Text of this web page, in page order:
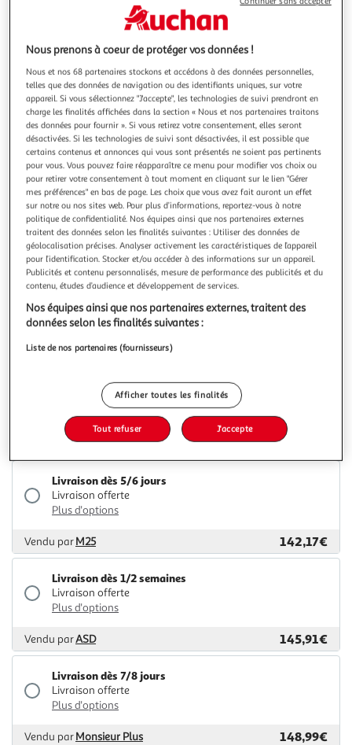
précédente
GOOGLE
Passerelle multimédia tv streamer 4k
La durée de garantie est de 2 ans. Caractéristiques
générales Type Passerelle Multimédia Interface USB
Modèle Chromecast Processeur non communiqué
Utilisation A brancher sur la TV RAM 4.0 Matériau Non
communiqué Qualité d'image Dolby Vision Wi-Fi Oui
Alimentation U
En savoir +
Vendu parBoulanger
Livr. ou retrait dès 3/4 jours
Livraison et retrait offerts
Plus d'options
Vendu parBoulanger 118,10€
Livraison dès 6/7 jours
4,99€
Plus d'options
Vendu par Multishop
Livraison dès 6/7 jours
Plus d'options
Vendu par2KINGS 132,49€
Livraison dès 5/6 jours
Livraison offerte
Plus d'options
Vendu parM25 142,17€
Livraison dès 1/2 semaines
Livraison offerte
Plus d'options
Vendu parASD 145,91€
Livraison dès 7/8 jours
Livraison offerte
Plus d'options
Vendu parMonsieur Plus 148,99€
Nous prenons à coeur de protéger vos données !
Nous et nos 68 partenaires stockons et accédons à des données personnelles,
telles que des données de navigation ou des identifiants uniques, sur votre
appareil. Si vous sélectionnez "J'accepte", les technologies de suivi prendront en
charge les finalités affichées dans la section « Nous et nos partenaires traitons
des données pour fournir ». Si vous retirez votre consentement, elles seront
désactivées. Si les technologies de suivi sont désactivées, il est possible que
certains contenus et annonces qui vous sont présentés ne soient pas pertinents
pour vous. Vous pouvez faire réapparaître ce menu pour modifier vos choix ou
pour retirer votre consentement à tout moment en cliquant sur le lien "Gérer
mes préférences" en bas de page. Les choix que vous avez fait auront un effet
sur notre ou nos sites web. Pour plus d’informations, reportez-vous à notre
politique de confidentialité. Nos équipes ainsi que nos partenaires externes
traitent des données selon les finalités suivantes : Utiliser des données de
géolocalisation précises. Analyser activement les caractéristiques de l’appareil
pour l’identification. Stocker et/ou accéder à des informations sur un appareil.
Publicités et contenu personnalisés, mesure de performance des publicités et du
contenu, études d’audience et développement de services.
Nos équipes ainsi que nos partenaires externes, traitent des
données selon les finalités suivantes :
Liste de nos partenaires (fournisseurs)
Afficher toutes les finalités
Tout refuser J'accepte